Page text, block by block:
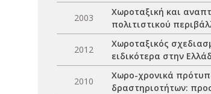
2003
Χωροταξική και
πολιτιστικού
2012
Χωροταξικός
ειδικότερα στην
2010
Χωρο-χρονικά
δραστηριοτήτων: